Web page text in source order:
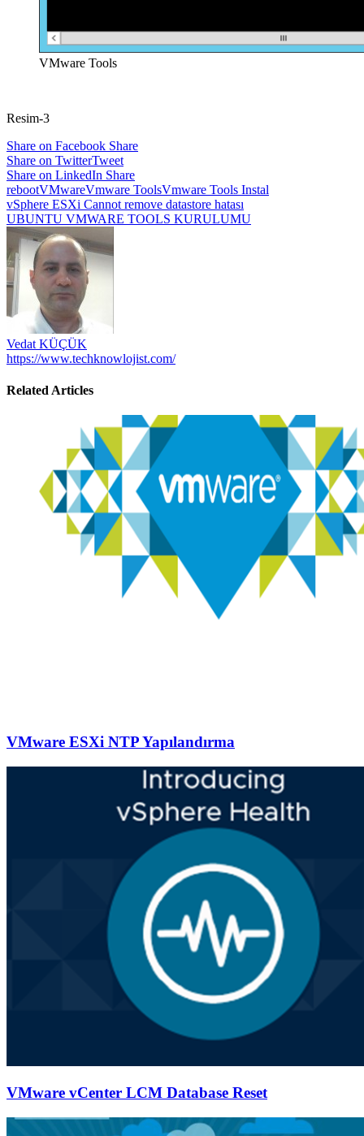
VMware Tools
Resim-3
Share on Facebook Share
Share on TwitterTweet
Share on LinkedIn Share
rebootVMwareVmware ToolsVmware Tools Instal
Yazı
gezinmesi
vSphere ESXi Cannot remove datastore hatası
UBUNTU VMWARE TOOLS KURULUMU
Vedat KÜÇÜK
https://www.techknowlojist.com/
Related Articles
VMware ESXi NTP Yapılandırma
VMware vCenter LCM Database Reset